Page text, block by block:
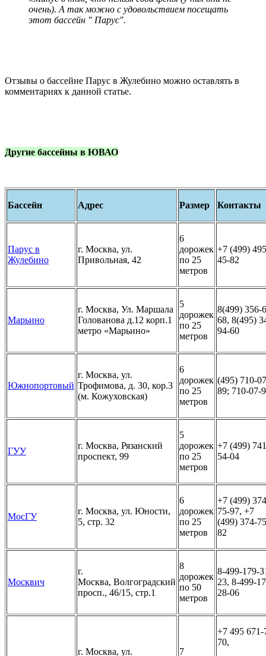
очень). А так можно с удовольствием посещать
этот бассейн " Парус".
Отзывы о бассейне Парус в Жулебино можно оставлять в
комментариях к данной статье.
Другие бассейны в ЮВАО
Бассейн Адрес Размер Контакты
Парус в
Жулебино
г. Москва, ул.
Привольная, 42
6
дорожек
по 25
метров
+7 (499)
45-82
Марьино
г. Москва, Ул. Маршала
Голованова д.12 корп.1
метро «Марьино»
5
дорожек
по 25
метров
8(499) 356-
68, 8(495)
94-60
Южнопортовый
г. Москва, ул.
Трофимова, д. 30, кор.3
(м. Кожуховская)
6
дорожек
по 25
метров
(495) 710-
89; 710-07-
ГУУ
г. Москва, Рязанский
проспект, 99
5
дорожек
по 25
метров
+7 (499)
54-04
МосГУ
г. Москва, ул. Юности,
5, стр. 32
6
дорожек
по 25
метров
+7 (499)
75-97, +7
(499) 374-
82
Москвич
г.
Москва, Волгоградский
просп., 46/15, стр.1
8
дорожек
по 50
метров
8-499-179-
23, 8-499-
28-06
г. Москва, ул.
7
+7 495
70,